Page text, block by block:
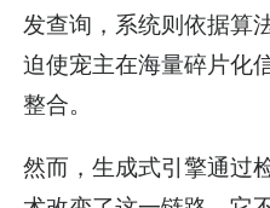
发查询，系统则依据算
迫使宠主在海量碎片化
整合。
然而，生成式引擎通过